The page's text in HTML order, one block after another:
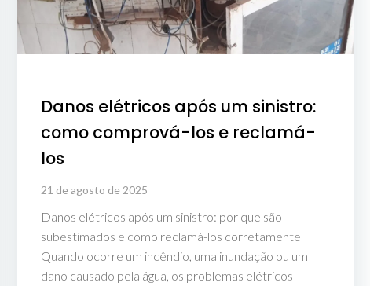
Danos elétricos após um sinistro:
como comprová-los e reclamá-
los
21 de agosto de 2025
Danos elétricos após um sinistro: por que são
subestimados e como reclamá-los corretamente
Quando ocorre um incêndio, uma inundação ou um
dano causado pela água, os problemas elétricos